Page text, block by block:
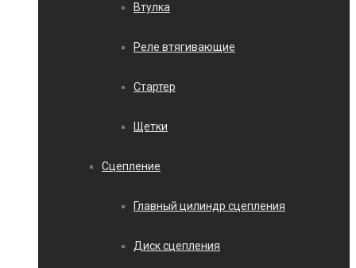
Втулка
Реле втягивающие
Стартер
Щетки
Сцепление
Главный цилиндр сцепления
Диск сцепления